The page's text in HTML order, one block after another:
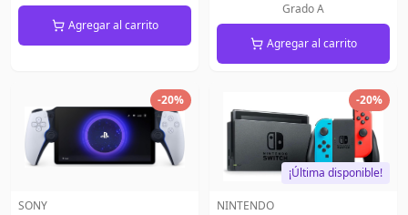
Agregar al carrito
Grado A
Agregar al carrito
-20%
SONY
-20%
¡Última disponible!
NINTENDO